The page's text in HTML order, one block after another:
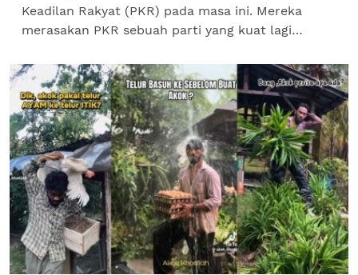
Keadilan Rakyat (PKR) pada masa ini. Mereka
merasakan PKR sebuah parti yang kuat lagi
bukanlah sebuah parti kuat...